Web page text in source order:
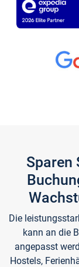
Sparen
Die
kann an die
angepasst
Hostels,